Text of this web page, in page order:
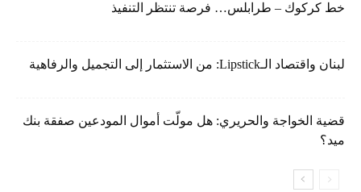
خط كركوك – طرابلس… فرصة تنتظر التنفيذ
لبنان واقتصاد الـLipstick: من الاستثمار إلى التجميل والرفاهية
قضية الخواجة والحريري: هل مولّت أموال المودعين صفقة بنك
ميد؟